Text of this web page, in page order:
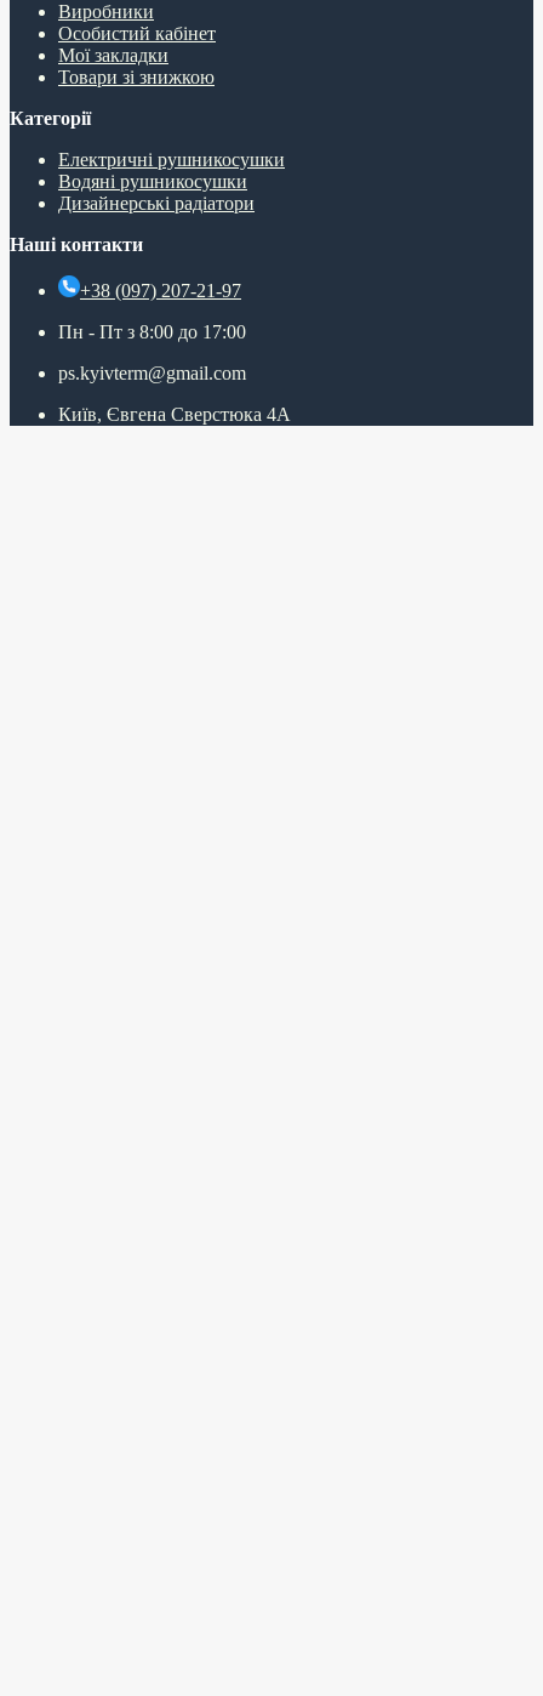
Виробники
Особистий кабінет
Мої закладки
Товари зі знижкою
Категорії
Електричні рушникосушки
Водяні рушникосушки
Дизайнерські радіатори
Наші контакти
+38 (097) 207-21-97
Пн - Пт з 8:00 до 17:00
ps.kyivterm@gmail.com
Київ, Євгена Сверстюка 4А